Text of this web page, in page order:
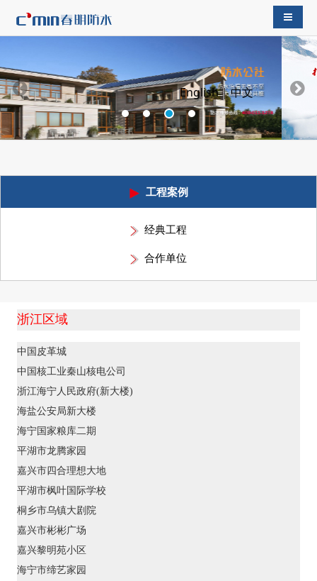
English|中文
导航切
工程案例
经典工程
合作单位
浙江区域
中国皮革城
中国核工业秦山核电公司
浙江海宁人民政府(新大楼)
海盐公安局新大楼
海宁国家粮库二期
平湖市龙腾家园
嘉兴市四合理想大地
平湖市枫叶国际学校
桐乡市乌镇大剧院
嘉兴市彬彬广场
嘉兴黎明苑小区
海宁市缔艺家园